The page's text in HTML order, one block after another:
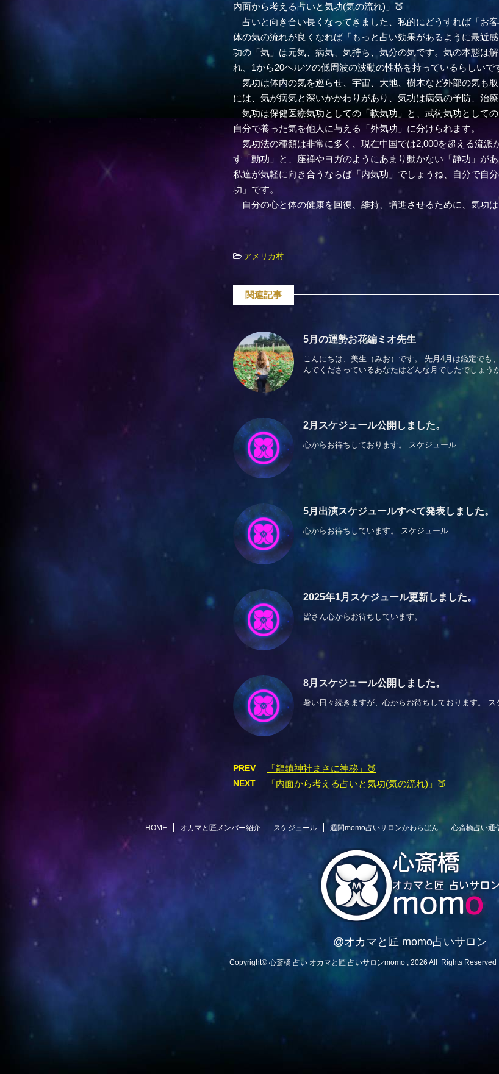
内面から考える占いと気功(気の流れ)」🍑
占いと向き合い長くなってきました、私的にどうすれば「お
体の気の流れが良くなれば「もっと占い効果があるように最近
功の「気」は元気、病気、気持ち、気分の気です。気の本態は
れ、1から20ヘルツの低周波の波動の性格を持っているらしいで
気功は体内の気を巡らせ、宇宙、大地、樹木など外部の気も
には、気が病気と深いかかわりがあり、気功は病気の予防、治
気功は保健医療気功としての「軟気功」と、武術気功として
自分で養った気を他人に与える「外気功」に分けられます。
気功法の種類は非常に多く、現在中国では2,000を超える流
す「動功」と、座禅やヨガのようにあまり動かない「静功」があ
私達が気軽に向き合うならば「内気功」でしょうね、自分で自
功」です。
自分の心と体の健康を回復、維持、増進させるために、気功
-アメリカ村
関連記事
5月の運勢お花編ミオ先生
こんにちは、美生（みお）です。 先月4月は鑑定でも
んでくださっているあなたはどんな月でしたでしょう
2月スケジュール公開しました。
心からお待ちしております。 スケジュール
5月出演スケジュールすべて発表しました。
心からお待ちしています。 スケジュール
2025年1月スケジュール更新しました。
皆さん心からお待ちしています。
8月スケジュール公開しました。
暑い日々続きますが、心からお待ちしております。 ス
PREV 「龍鎮神社まさに神秘」🍑
NEXT 「内面から考える占いと気功(気の流れ)」🍑
HOME オカマと匠メンバー紹介 スケジュール 週間momo占いサロンかわらばん 心斎橋占い通
@オカマと匠 momo占いサロン
Copyright© 心斎橋 占い オカマと匠 占いサロンmomo , 2026 All Rights Reserved